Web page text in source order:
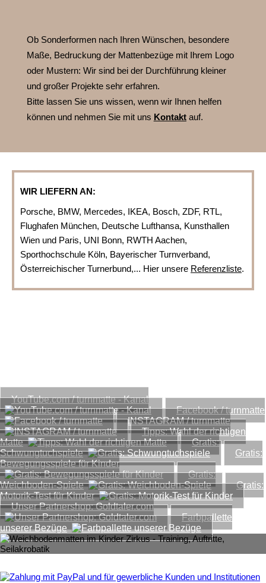
Ob Sonderformen nach Ihren Wünschen, besondere
Maße, Bedruckung der Mattenbezüge mit Ihrem Logo
oder Mustern: Wir sind bei der Durchführung kleiner
und großer Projekte sehr erfahren.
Bitte lassen Sie uns wissen, wenn wir Ihnen helfen
können und nehmen Sie mit uns Kontaktauf.
WIR LIEFERN AN:
Porsche, BMW, Mercedes, IKEA, Bosch, ZDF, RTL,
Flughafen München, Deutsche Lufthansa, Kunsthallen
Wien und Paris, UNI Bonn, RWTH Aachen,
Sporthochschule Köln, Bayerischer Turnverband,
Österreichischer Turnerbund,... Hier unsere Referenzliste.
YouTube.com / turnmatte - Kanal
Facebook / turnmatte
INSTAGRAM / turnmatte
Tipps: Wahl der richtigen
Matte
Gratis:
Schwungtuchspiele
Gratis:
Bewegungsspiele für Kinder
Gratis:
Weichboden-Spiele
Gratis:
Motorik-Test für Kinder
Unser Partnershop: Goldtaler.com
Farbpallette
unserer Bezüge